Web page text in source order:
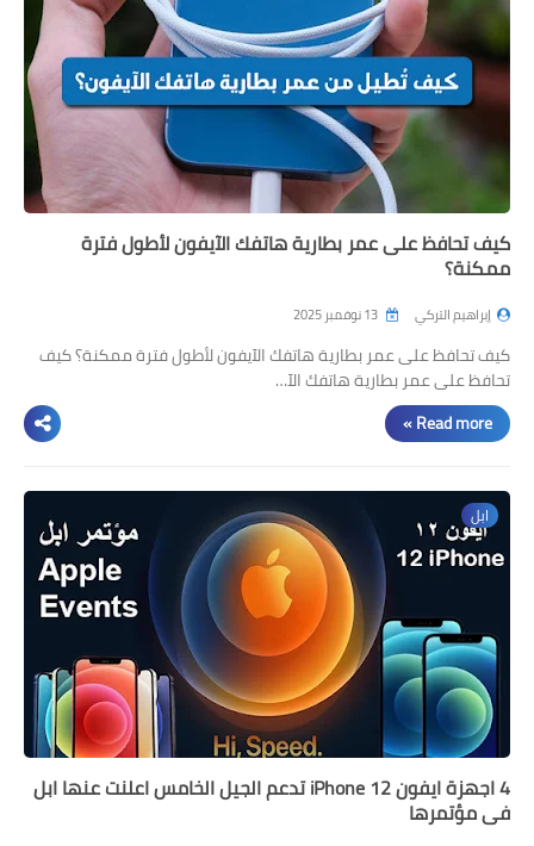
كيف تحافظ على عمر بطارية هاتفك الآيفون لأطول فترة
ممكنة؟
إبراهيم التركي
كيف تحافظ على عمر بطارية هاتفك الآيفون لأطول فترة ممكنة؟ كيف
تحافظ على عمر بطارية هاتفك الآ…
Read more »
ابل
4 اجهزة ايفون 12 iPhone تدعم الجيل الخامس اعلنت عنها ابل
في مؤتمرها